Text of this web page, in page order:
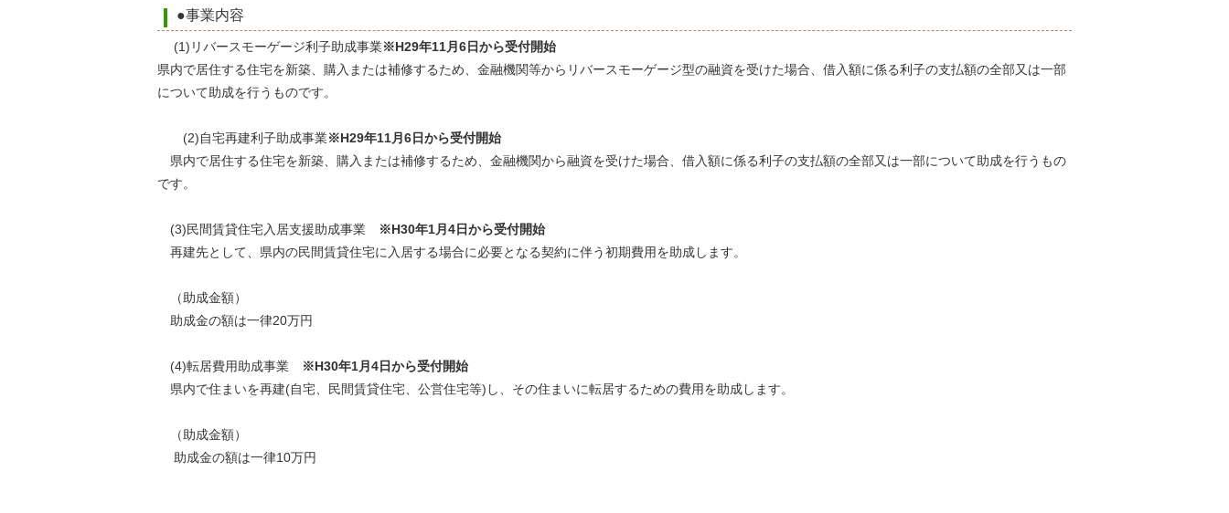
●事業内容
(1)リバースモーゲージ利子助成事業※H29年11月6日から受付開始
県内で居住する住宅を新築、購入または補修するため、金融機関等からリバースモーゲージ型の融資を受けた場合、借入額に係る利子の支払額の全部又は一部
について助成を行うものです。
(2)自宅再建利子助成事業※H29年11月6日から受付開始
県内で居住する住宅を新築、購入または補修するため、金融機関から融資を受けた場合、借入額に係る利子の支払額の全部又は一部について助成を行うもの
です。
(3)民間賃貸住宅入居支援助成事業
※H30年1月4日から受付開始
再建先として、県内の民間賃貸住宅に入居する場合に必要となる契約に伴う初期費用を助成します。
（助成金額）
助成金の額は一律20万円
(4)転居費用助成事業 ※H30年1月4日から受付開始
県内で住まいを再建(自宅、民間賃貸住宅、公営住宅等)し、その住まいに転居するための費用を助成します。
（助成金額）
助成金の額は一律10万円